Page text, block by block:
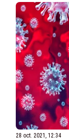
28 oct. 2021, 12:34